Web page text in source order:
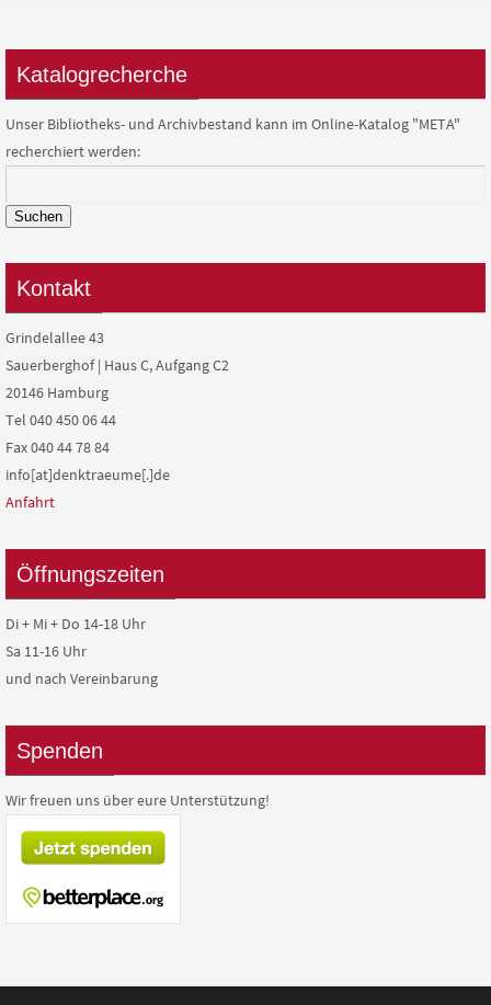
Katalogrecherche
Unser Bibliotheks- und Archivbestand kann im Online-Katalog "META"
recherchiert werden:
Suchen
Kontakt
Grindelallee 43
Sauerberghof | Haus C, Aufgang C2
20146 Hamburg
Tel 040 450 06 44
Fax 040 44 78 84
info[at]denktraeume[.]de
Anfahrt
Öffnungszeiten
Di + Mi + Do 14-18 Uhr
Sa 11-16 Uhr
und nach Vereinbarung
Spenden
Wir freuen uns über eure Unterstützung!